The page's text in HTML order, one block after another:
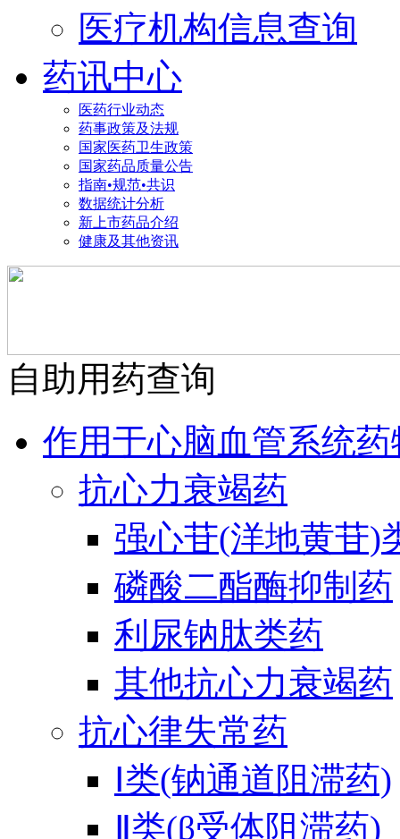
医疗机构信息查询
药讯中心
医药行业动态
药事政策及法规
国家医药卫生政策
国家药品质量公告
指南•规范•共识
数据统计分析
新上市药品介绍
健康及其他资讯
自助用药查询
作用于心脑血管系统药
抗心力衰竭药
强心苷(洋地黄苷)
磷酸二酯酶抑制药
利尿钠肽类药
其他抗心力衰竭药
抗心律失常药
Ⅰ类(钠通道阻滞药)
Ⅱ类(β受体阻滞药)